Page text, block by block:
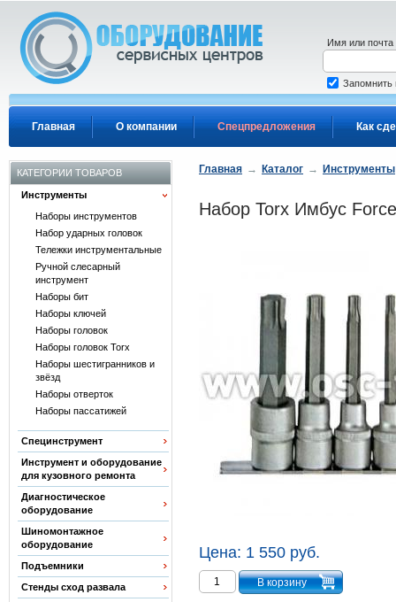
Главная О компании Спецпредложения Как
Имя или почта
Запомнить
КАТЕГОРИИ ТОВАРОВ
Инструменты
Наборы инструментов
Набор ударных головок
Тележки инструментальные
Ручной слесарный
инструмент
Наборы бит
Наборы ключей
Наборы головок
Наборы головок Torx
Наборы шестигранников и
звёзд
Наборы отверток
Наборы пассатижей
Специнструмент
Инструмент и оборудование
для кузовного ремонта
Диагностическое
оборудование
Шиномонтажное
оборудование
Подъемники
Стенды сход развала
Главная → Каталог → Инструменты
Набор Torx Имбус
Цена: 1 550 руб.